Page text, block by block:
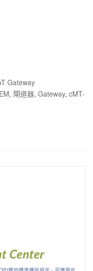
Gateway
, 閘道器, Gateway, cMT-